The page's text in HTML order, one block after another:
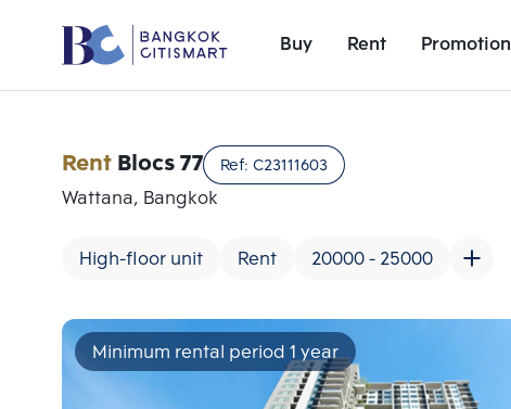
Buy Rent Promotion
RentBlocs 77 Ref: C23111603
Wattana, Bangkok
High-floor unit Rent 20000 - 25000
Minimum rental period 1 year
Add comparative units
Number 1